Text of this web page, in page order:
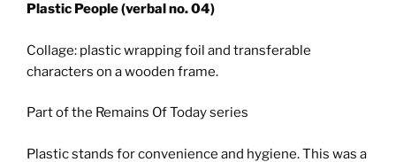
Plastic People (verbal no. 04)
Collage: plastic wrapping foil and transferable
characters on a wooden frame.
Part of the Remains Of Today series
Plastic stands for convenience and hygiene. This was a